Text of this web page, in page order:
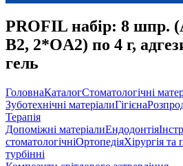
PROFIL набір: 8 шпр.
B2, 2*OA2) по 4 г,
гель
ГоловнаКаталогСтоматологічні
Зуботехнічні матеріалиГігієна
Терапія
Допоміжні матеріалиЕндодонтія
стоматологічніОртопедіяХірургія та
турбінні